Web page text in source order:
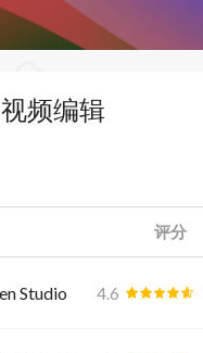
频编辑
评分
Studio 4.6